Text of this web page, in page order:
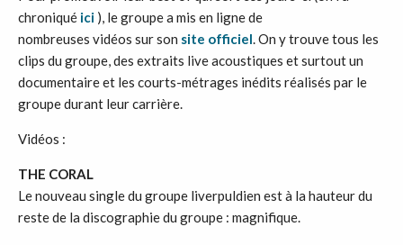
chroniqué ici ), le groupe a mis en ligne de
nombreuses vidéos sur son site officiel. On y trouve tous les
clips du groupe, des extraits live acoustiques et surtout un
documentaire et les courts-métrages inédits réalisés par le
groupe durant leur carrière.
Vidéos :
THE CORAL
Le nouveau single du groupe liverpuldien est à la hauteur du
reste de la discographie du groupe : magnifique.